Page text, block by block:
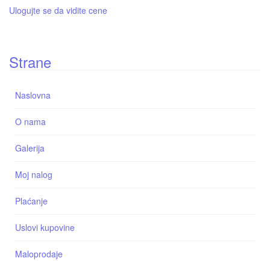
Ulogujte se da vidite cene
Strane
Naslovna
O nama
Galerija
Moj nalog
Plaćanje
Uslovi kupovine
Maloprodaje